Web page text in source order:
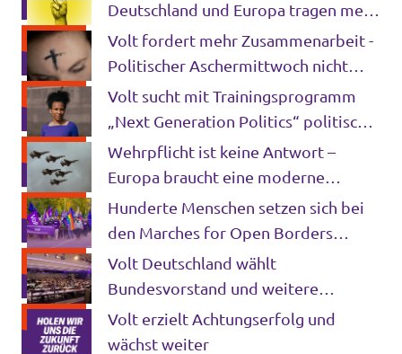
Deutschland und Europa tragen mehr
Verantwortung denn je
Volt fordert mehr Zusammenarbeit -
Politischer Aschermittwoch nicht
mehr zeitgemäß
Volt sucht mit Trainingsprogramm
„Next Generation Politics“ politische
Talente
Wehrpflicht ist keine Antwort –
Europa braucht eine moderne
Sicherheitsarchitektur
Hunderte Menschen setzen sich bei
den Marches for Open Borders
gegen Grenzkontrollen in Europa ein
Volt Deutschland wählt
Bundesvorstand und weitere
Schlüsselämter für die kommenden
Jahre
Volt erzielt Achtungserfolg und
wächst weiter